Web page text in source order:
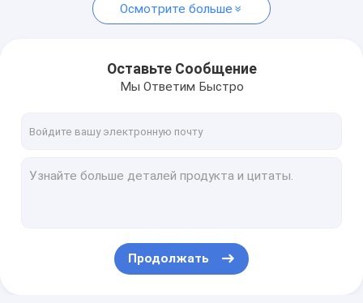
Осмотрите больше
Оставьте Сообщение
Мы Ответим Быстро
Продолжать